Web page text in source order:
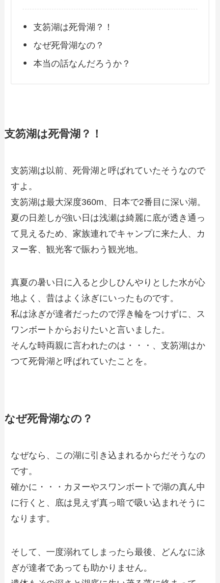
支笏湖は死骨湖？！
なぜ死骨湖なの？
本当の話なんだろうか？
支笏湖は死骨湖？！
支笏湖は以前、死骨湖と呼ばれていたそうなので
すよ。
支笏湖は最大深度360m、日本で2番目に深い湖。
夏の日差しが強い日は浅瀬は綺麗に底が透き通っ
て見えるため、家族連れでキャンプに来た人、カ
ヌー客、観光客で賑わう観光地。
真夏の暑い日に入ると少しひんやりとした水が心
地よく、昔はよく泳ぎにいったものです。
私は泳ぎが達者だったので浮き輪をつけずに、ス
ワンボートからおりたいと言いました。
そんな時両親に言われたのは・・・、支笏湖はか
つて死骨湖と呼ばれていたことを。
なぜ死骨湖なの？
なぜなら、この湖に引き込まれるからだそうなの
です。
確かに・・・カヌーやスワンボートで湖の真ん中
に行くと、底は見えず真っ暗で吸い込まれそうに
なります。
そして、一度溺れてしまったら最後、どんなに泳
ぎが達者であっても助かりません。